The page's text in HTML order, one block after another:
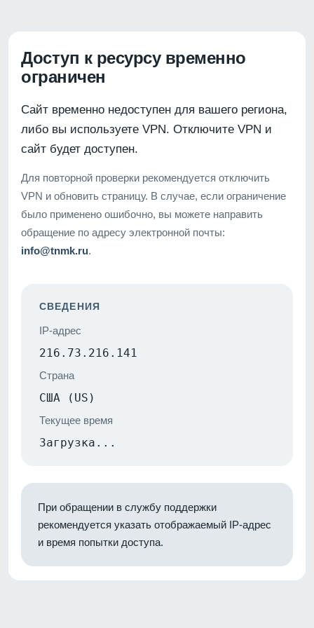
Доступ к ресурсу временно
ограничен
Сайт временно недоступен для вашего региона,
либо вы используете VPN. Отключите VPN и
сайт будет доступен.
Для повторной проверки рекомендуется отключить
VPN и обновить страницу. В случае, если ограничение
было применено ошибочно, вы можете направить
обращение по адресу электронной почты:
info@tnmk.ru.
СВЕДЕНИЯ
IP-адрес
216.73.216.141
Страна
США (US)
Текущее время
Загрузка...
При обращении в службу поддержки
рекомендуется указать отображаемый IP-адрес
и время попытки доступа.